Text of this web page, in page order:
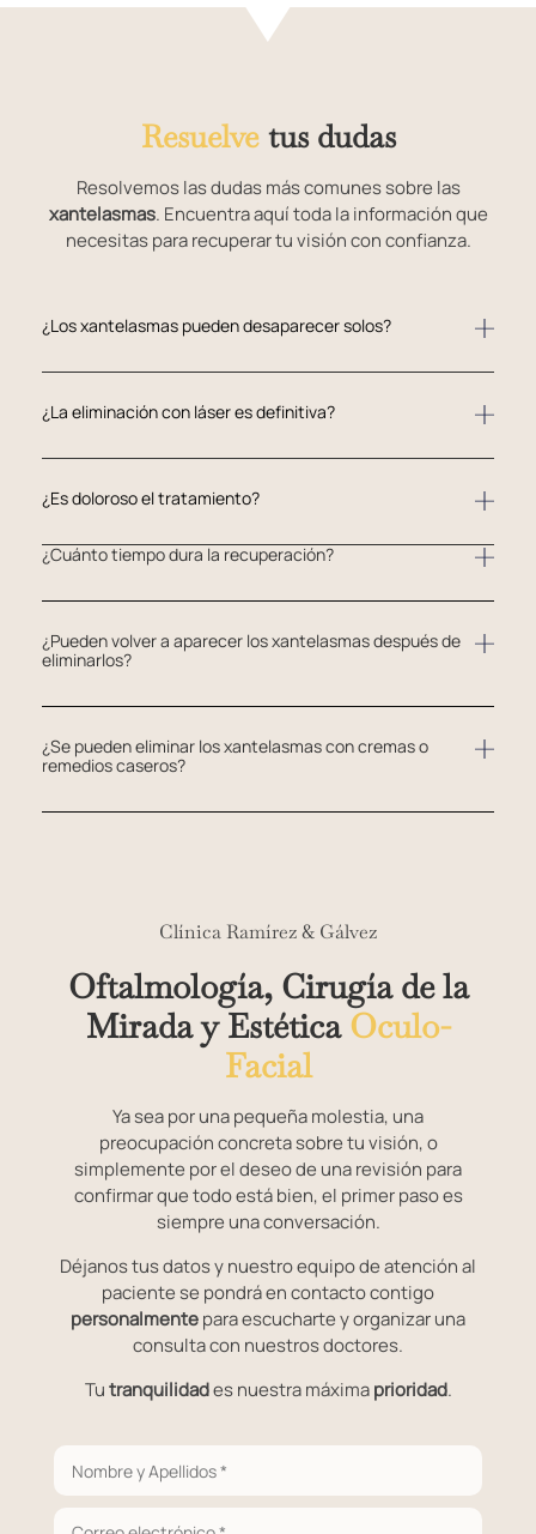
Resuelve tus dudas
Resolvemos las dudas más comunes sobre las
xantelasmas. Encuentra aquí toda la información que
necesitas para recuperar tu visión con confianza.
¿Los xantelasmas pueden desaparecer solos?
¿La eliminación con láser es definitiva?
¿Es doloroso el tratamiento?
¿Cuánto tiempo dura la recuperación?
¿Pueden volver a aparecer los xantelasmas después de
eliminarlos?
¿Se pueden eliminar los xantelasmas con cremas o
remedios caseros?
Clínica Ramírez & Gálvez
Oftalmología, Cirugía de la
Mirada y EstéticaOculo-
Facial
Ya sea por una pequeña molestia, una
preocupación concreta sobre tu visión, o
simplemente por el deseo de una revisión para
confirmar que todo está bien, el primer paso es
siempre una conversación.
Déjanos tus datos y nuestro equipo de atención al
paciente se pondrá en contacto contigo
personalmentepara escucharte y organizar una
consulta con nuestros doctores.
Tutranquilidades nuestra máximaprioridad.